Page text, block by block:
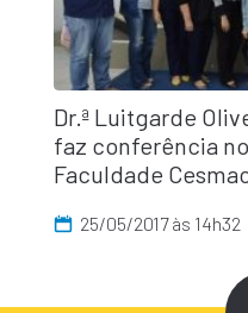
Dr.ª Luitgarde
faz conferência
Faculdade
25/05/2017 às 14h32